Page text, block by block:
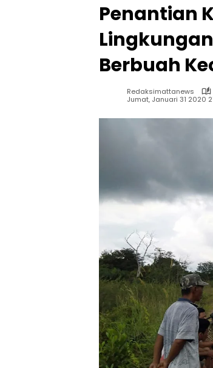
Penantian
Berbuah
Redaksimattanews
Jumat, Januari 31 2020